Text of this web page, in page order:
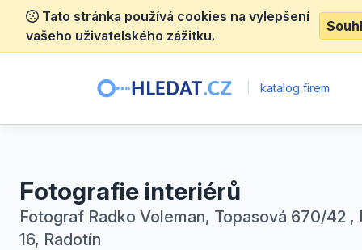
Tato stránka používá cookies na vylepšení
vašeho uživatelského zážitku.
katalog firem
Fotografie interiérů
Fotograf Radko Voleman, Topasová 670/42 ,
16, Radotín